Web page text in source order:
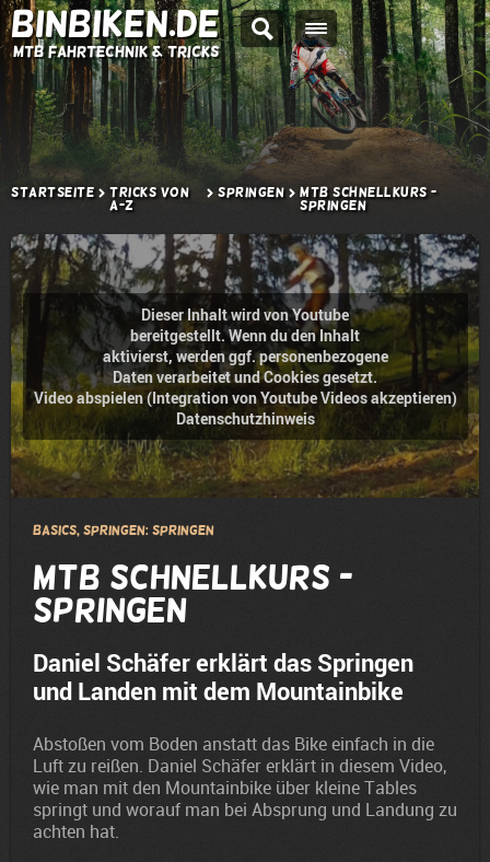
BINBIKEN.DE
MTB Fahrtechnik & Tricks
Startseite
Tricks von
A-Z
Springen
MTB Schnellkurs -
Springen
Dieser Inhalt wird von Youtube
bereitgestellt. Wenn du den Inhalt
aktivierst, werden ggf. personenbezogene
Daten verarbeitet und Cookies gesetzt.
Video abspielen (Integration von Youtube Videos akzeptieren)
Datenschutzhinweis
Basics, Springen: Springen
MTB Schnellkurs -
Springen
Daniel Schäfer erklärt das Springen
und Landen mit dem Mountainbike
Abstoßen vom Boden anstatt das Bike einfach in die
Luft zu reißen. Daniel Schäfer erklärt in diesem Video,
wie man mit den Mountainbike über kleine Tables
springt und worauf man bei Absprung und Landung zu
achten hat.